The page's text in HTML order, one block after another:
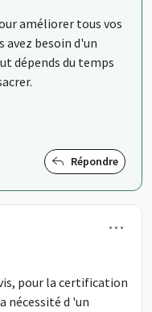
améliorer tous vos
avez besoin d'un
dépends du temps
Répondre
pour la certification
nécessité d 'un